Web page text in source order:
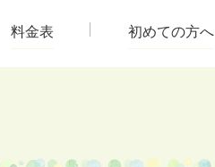
料金表 初めての方へ